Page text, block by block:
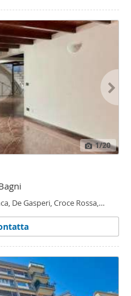
1/20
De Gasperi, Croce Rossa,